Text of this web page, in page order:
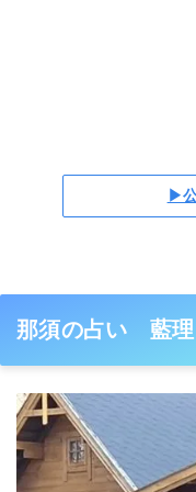
▶
那須の占い 藍